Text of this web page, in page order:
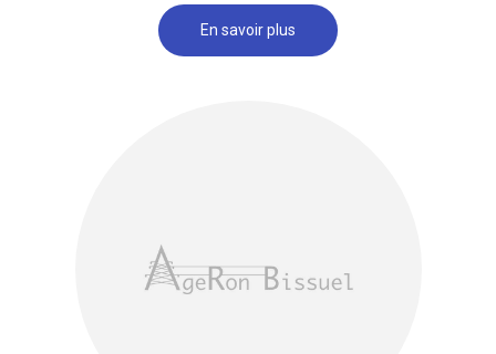
En savoir plus